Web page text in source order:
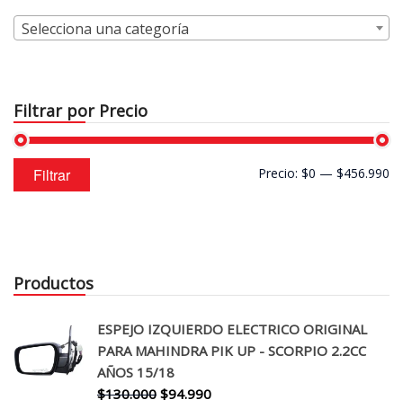
Selecciona una categoría
Filtrar por Precio
Precio
mínimo
Precio
máximo
Filtrar Precio: $0 — $456.990
Productos
ESPEJO IZQUIERDO ELECTRICO ORIGINAL
PARA MAHINDRA PIK UP - SCORPIO 2.2CC
AÑOS 15/18
$130.000 El
$94.990El